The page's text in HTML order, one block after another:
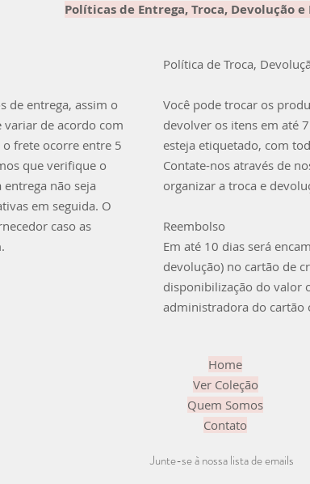
Políticas de Entrega, Troca, Devolução e
de entrega, assim o
de acordo com
frete ocorre entre 5
que verifique o
entrega não seja
em seguida. O
caso as
Política de Troca,
Você pode trocar os
devolver os itens em até
esteja etiquetado, com
Contate-nos através de
organizar a troca e
Reembolso
Em até 10 dias será
devolução) no cartão de
disponibilização do valor
administradora do cartão
Home
Ver Coleção
Quem Somos
Contato
Junte-se à nossa lista de emails